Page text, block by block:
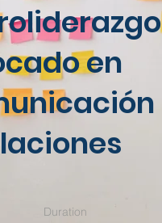
en
Duration